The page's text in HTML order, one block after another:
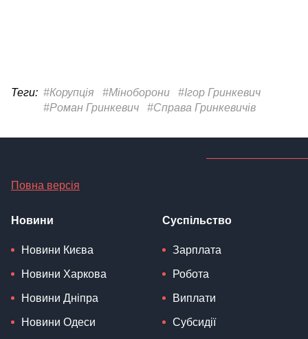
Теги: #Корупція #Міноборони
#Ігор Гринкевич
#Роман Гринкевич
#Справа Гринкевичів
Повна версія
Новини
Новини Києва
Новини Харкова
Новини Дніпра
Новини Одеси
Суспільство
Зарплата
Робота
Виплати
Субсидії